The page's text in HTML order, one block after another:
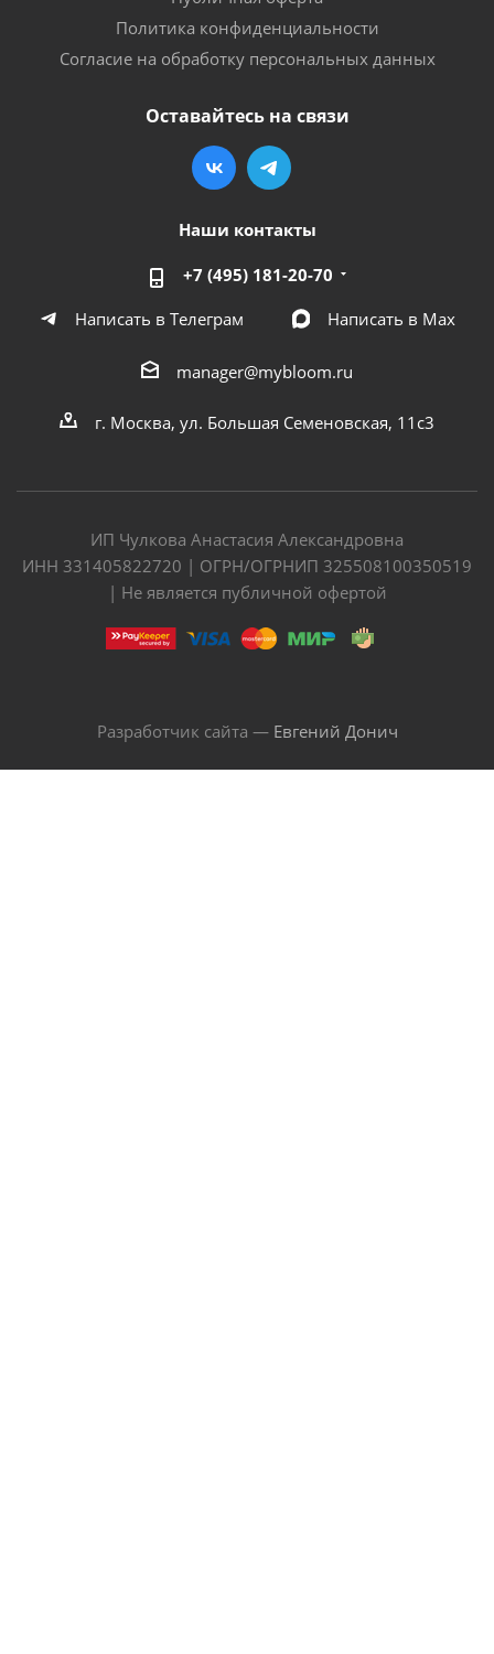
Политика конфиденциальности
Согласие на обработку персональных данных
Оставайтесь на связи
Наши контакты
+7 (495) 181-20-70
Написать в Телеграм
Написать в Мах
manager@mybloom.ru
г. Москва, ул. Большая Семеновская, 11с3
ИП Чулкова Анастасия Александровна
ИНН 331405822720 | ОГРН/ОГРНИП 325508100350519
| Не является публичной офертой
Разработчик сайта — Евгений Донич